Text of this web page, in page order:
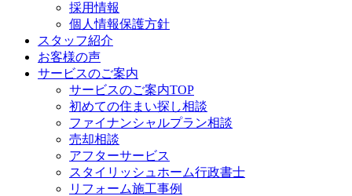
採用情報
個人情報保護方針
スタッフ紹介
お客様の声
サービスのご案内
サービスのご案内TOP
初めての住まい探し相談
ファイナンシャルプラン相談
売却相談
アフターサービス
スタイリッシュホーム行政書士
リフォーム施工事例